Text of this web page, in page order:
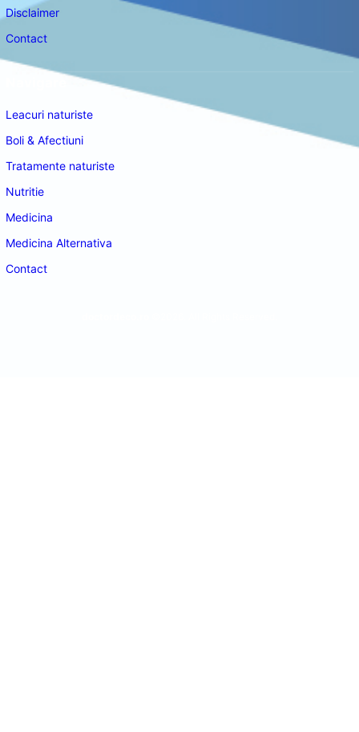
Disclaimer
Contact
Leacuri naturiste
Boli & Afectiuni
Tratamente naturiste
Nutritie
Medicina
Medicina Alternativa
Contact